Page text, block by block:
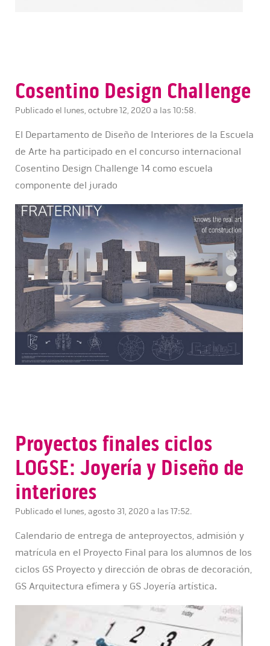
Cosentino Design Challenge
Publicado el lunes, octubre 12, 2020 a las 10:58.
El Departamento de Diseño de Interiores de la Escuela
de Arte ha participado en el concurso internacional
Cosentino Design Challenge 14 como escuela
componente del jurado
Proyectos finales ciclos
LOGSE: Joyería y Diseño de
interiores
Publicado el lunes, agosto 31, 2020 a las 17:52.
Calendario de entrega de anteproyectos, admisión y
matrícula en el Proyecto Final para los alumnos de los
ciclos GS Proyecto y dirección de obras de decoración,
GS Arquitectura efímera y GS Joyería artística.